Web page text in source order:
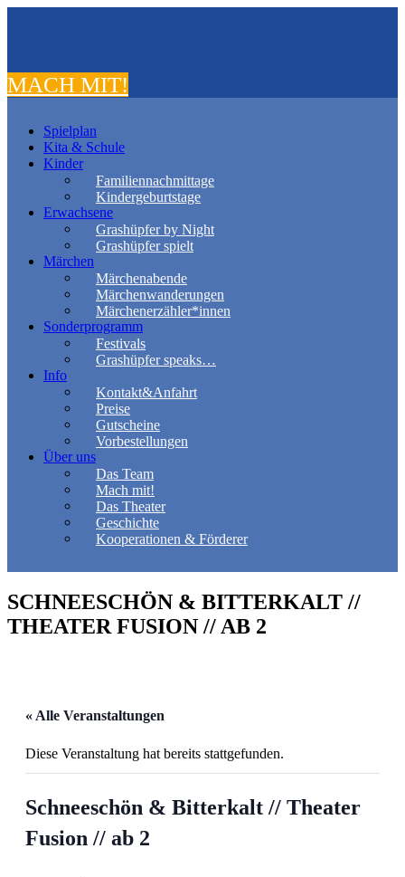
MACH MIT!
Spielplan
Kita & Schule
Kinder
Familiennachmittage
Kindergeburtstage
Erwachsene
Grashüpfer by Night
Grashüpfer spielt
Märchen
Märchenabende
Märchenwanderungen
Märchenerzähler*innen
Sonderprogramm
Festivals
Grashüpfer speaks…
Info
Kontakt&Anfahrt
Preise
Gutscheine
Vorbestellungen
Über uns
Das Team
Mach mit!
Das Theater
Geschichte
Kooperationen & Förderer
SCHNEESCHÖN & BITTERKALT //
THEATER FUSION // AB 2
« Alle Veranstaltungen
Diese Veranstaltung hat bereits stattgefunden.
Schneeschön & Bitterkalt // Theater
Fusion // ab 2